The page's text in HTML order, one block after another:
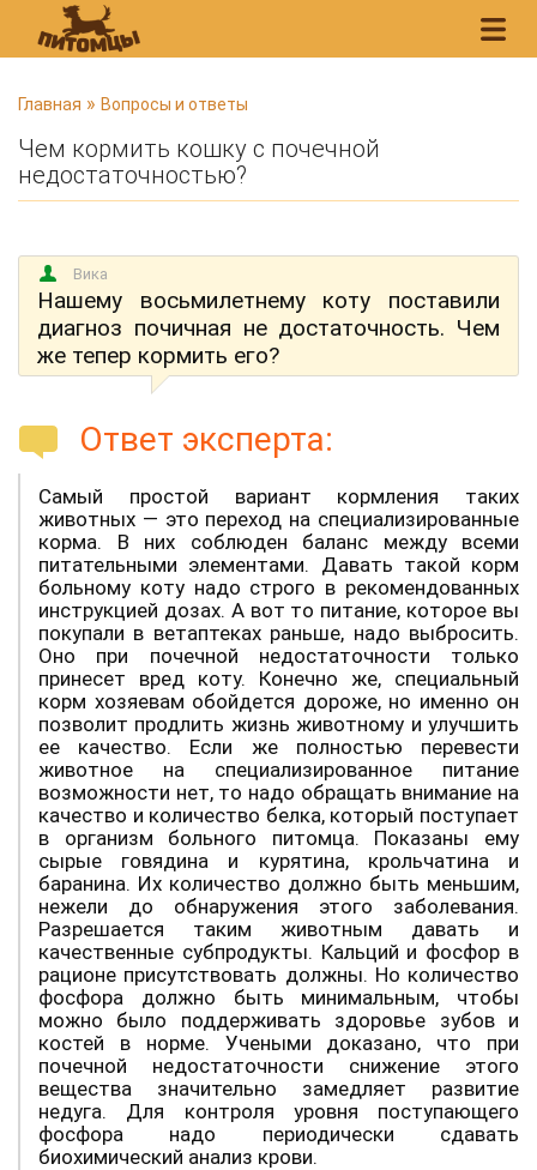
В
ы
з
д
с
Главная » Вопросы и ответы
Чем кормить кошку с почечной
недостаточностью?
Вика
Нашему восьмилетнему коту поставили
диагноз почичная не достаточность. Чем
же тепер кормить его?
Ответ эксперта:
Самый простой вариант кормления таких
животных — это переход на специализированные
корма. В них соблюден баланс между всеми
питательными элементами. Давать такой корм
больному коту надо строго в рекомендованных
инструкцией дозах. А вот то питание, которое вы
покупали в ветаптеках раньше, надо выбросить.
Оно при почечной недостаточности только
принесет вред коту. Конечно же, специальный
корм хозяевам обойдется дороже, но именно он
позволит продлить жизнь животному и улучшить
ее качество. Если же полностью перевести
животное на специализированное питание
возможности нет, то надо обращать внимание на
качество и количество белка, который поступает
в организм больного питомца. Показаны ему
сырые говядина и курятина, крольчатина и
баранина. Их количество должно быть меньшим,
нежели до обнаружения этого заболевания.
Разрешается таким животным давать и
качественные субпродукты. Кальций и фосфор в
рационе присутствовать должны. Но количество
фосфора должно быть минимальным, чтобы
можно было поддерживать здоровье зубов и
костей в норме. Учеными доказано, что при
почечной недостаточности снижение этого
вещества значительно замедляет развитие
недуга. Для контроля уровня поступающего
фосфора надо периодически сдавать
биохимический анализ крови.